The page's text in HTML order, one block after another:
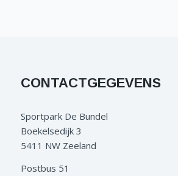
CONTACTGEGEVENS
Sportpark De Bundel
Boekelsedijk 3
5411 NW Zeeland
Postbus 51